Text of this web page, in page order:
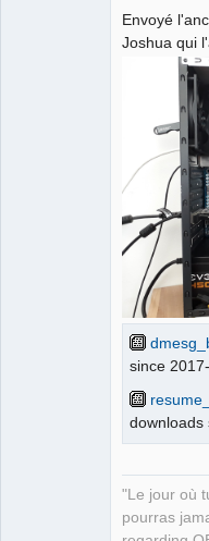
Envoyé
Joshua qui
since
downloads
"Le jour où
pourras